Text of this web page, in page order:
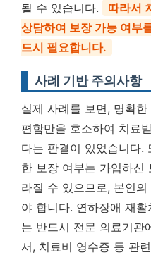
될 수 있습니다.
따라서
상담하여 보장 가능 여부
드시 필요합니다.
사례 기반 주의사항
실제 사례를 보면, 명확
편함만을 호소하여 치료
다는 판결이 있었습니다.
한 보장 여부는 가입하신
라질 수 있으므로, 본인
야 합니다. 연하장애 재
는 반드시 전문 의료기관
서, 치료비 영수증 등 관